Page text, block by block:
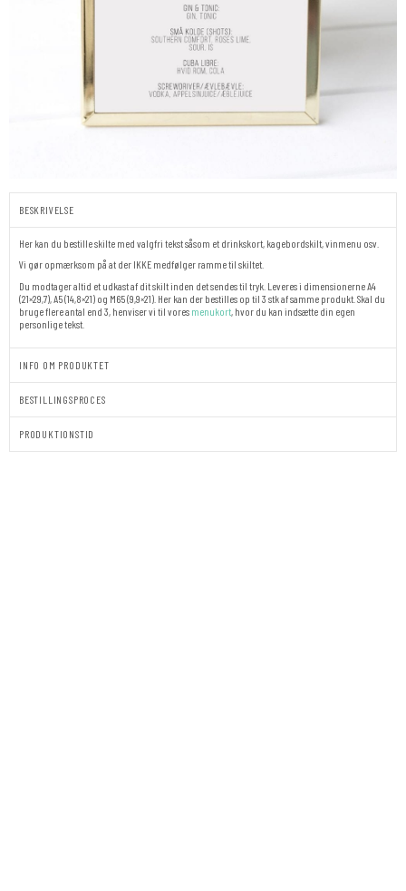
BESKRIVELSE
Her kan du bestille skilte med valgfri tekst såsom et drinkskort, kagebordskilt, vinmenu osv.
Vi gør opmærksom på at der IKKE medfølger ramme til skiltet.
Du modtager altid et udkast af dit skilt inden det sendes til tryk. Leveres i dimensionerne A4
(21×29,7), A5 (14,8×21) og M65 (9,9×21). Her kan der bestilles op til 3 stk af samme produkt. Skal du
bruge flere antal end 3, henviser vi til vores menukort , hvor du kan indsætte din egen
personlige tekst.
INFO OM PRODUKTET
BESTILLINGSPROCES
PRODUKTIONSTID